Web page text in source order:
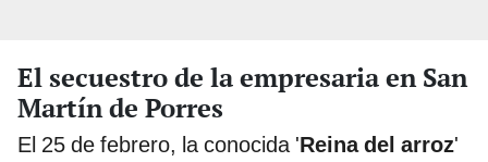
El secuestro de la empresaria en San
Martín de Porres
El 25 de febrero, la conocida 'Reina del arroz'